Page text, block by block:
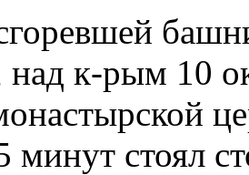
к-рым 10
минут стоял